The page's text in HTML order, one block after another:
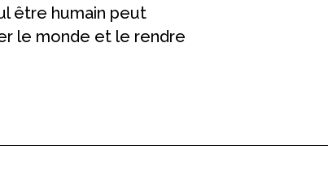
être humain peut
le monde et le rendre